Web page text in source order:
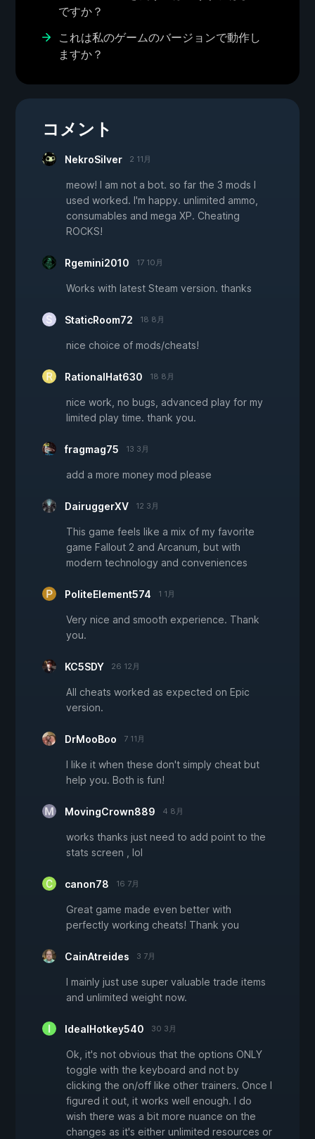
ですか？
これは私のゲームのバージョンで動作し
ますか？
コメント
NekroSilver 2 11月
meow! I am not a bot. so far the 3 mods I
used worked. I'm happy. unlimited ammo,
consumables and mega XP. Cheating
ROCKS!
Rgemini2010 17 10月
Works with latest Steam version. thanks
StaticRoom72 18 8月
nice choice of mods/cheats!
RationalHat630 18 8月
nice work, no bugs, advanced play for my
limited play time. thank you.
fragmag75 13 3月
add a more money mod please
DairuggerXV 12 3月
This game feels like a mix of my favorite
game Fallout 2 and Arcanum, but with
modern technology and conveniences
PoliteElement574 1 1月
Very nice and smooth experience. Thank
you.
KC5SDY 26 12月
All cheats worked as expected on Epic
version.
DrMooBoo 7 11月
I like it when these don't simply cheat but
help you. Both is fun!
MovingCrown889 4 8月
works thanks just need to add point to the
stats screen , lol
canon78 16 7月
Great game made even better with
perfectly working cheats! Thank you
CainAtreides 3 7月
I mainly just use super valuable trade items
and unlimited weight now.
IdealHotkey540 30 3月
Ok, it's not obvious that the options ONLY
toggle with the keyboard and not by
clicking the on/off like other trainers. Once I
figured it out, it works well enough. I do
wish there was a bit more nuance on the
changes as it's either unlimited resources or